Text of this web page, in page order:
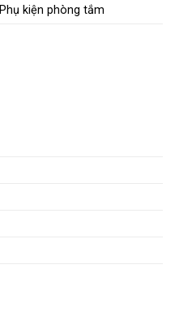
Phụ kiện phòng tắm